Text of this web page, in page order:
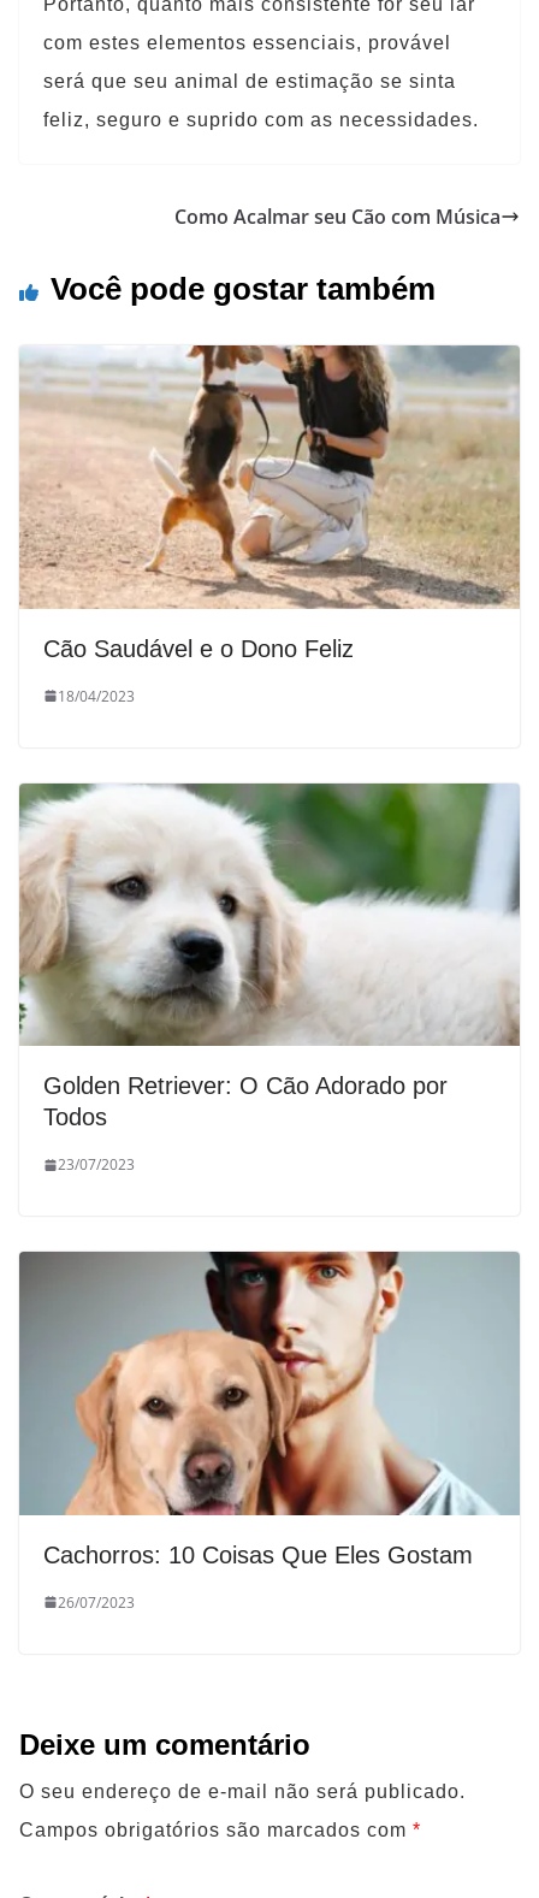
Portanto, quanto mais consistente for seu lar
com estes elementos essenciais, provável
será que seu animal de estimação se sinta
feliz, seguro e suprido com as necessidades.
Como Acalmar seu Cão com Música
Você pode gostar também
Cão Saudável e o Dono Feliz
18/04/2023
Golden Retriever: O Cão Adorado por
Todos
23/07/2023
Cachorros: 10 Coisas Que Eles Gostam
26/07/2023
Deixe um comentário
O seu endereço de e-mail não será publicado.
Campos obrigatórios são marcados com *